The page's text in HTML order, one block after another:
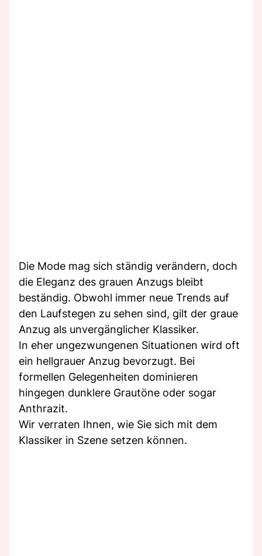
Die Mode mag sich ständig verändern, doch
die Eleganz des grauen Anzugs bleibt
beständig. Obwohl immer neue Trends auf
den Laufstegen zu sehen sind, gilt der graue
Anzug als unvergänglicher Klassiker.
In eher ungezwungenen Situationen wird oft
ein hellgrauer Anzug bevorzugt. Bei
formellen Gelegenheiten dominieren
hingegen dunklere Grautöne oder sogar
Anthrazit.
Wir verraten Ihnen, wie Sie sich mit dem
Klassiker in Szene setzen können.